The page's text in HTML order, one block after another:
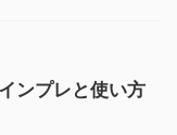
ンプレと使い方